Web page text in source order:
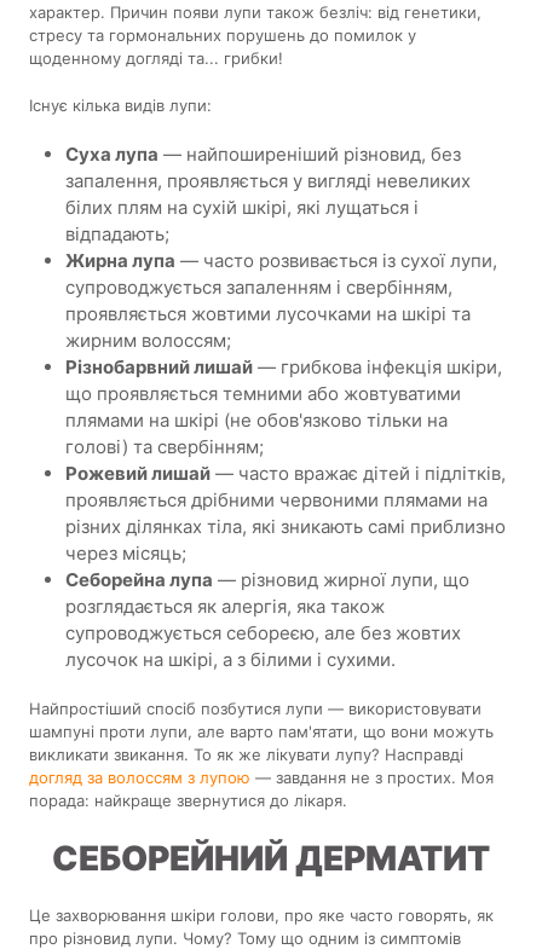
характер. Причин появи лупи також безліч: від генетики,
стресу та гормональних порушень до помилок у
щоденному догляді та... грибки!
Існує кілька видів лупи:
Суха лупа — найпоширеніший різновид, без
запалення, проявляється у вигляді невеликих
білих плям на сухій шкірі, які лущаться і
відпадають;
Жирна лупа — часто розвивається із сухої лупи,
супроводжується запаленням і свербінням,
проявляється жовтими лусочками на шкірі та
жирним волоссям;
Різнобарвний лишай — грибкова інфекція шкіри,
що проявляється темними або жовтуватими
плямами на шкірі (не обов'язково тільки на
голові) та свербінням;
Рожевий лишай — часто вражає дітей і підлітків,
проявляється дрібними червоними плямами на
різних ділянках тіла, які зникають самі приблизно
через місяць;
Себорейна лупа — різновид жирної лупи, що
розглядається як алергія, яка також
супроводжується себореєю, але без жовтих
лусочок на шкірі, а з білими і сухими.
Найпростіший спосіб позбутися лупи — використовувати
шампуні проти лупи, але варто пам'ятати, що вони можуть
викликати звикання. То як же лікувати лупу? Насправді
догляд за волоссям з лупою — завдання не з простих. Моя
порада: найкраще звернутися до лікаря.
СЕБОРЕЙНИЙ ДЕРМАТИТ
Це захворювання шкіри голови, про яке часто говорять, як
про різновид лупи. Чому? Тому що одним із симптомів